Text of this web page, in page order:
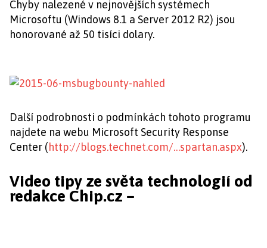
Chyby nalezené v nejnovějších systémech
Microsoftu (Windows 8.1 a Server 2012 R2) jsou
honorované až 50 tisíci dolary.
Další podrobnosti o podmínkách tohoto programu
najdete na webu Microsoft Security Response
Center (http://blogs.technet.com/…spartan.aspx).
Video tipy ze světa technologií od
redakce Chip.cz –